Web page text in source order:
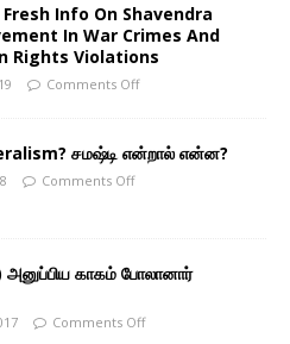
Fresh Info On Shavendra
In War Crimes And
Rights Violations
Comments Off
சமஷ்டி என்றால் என்ன?
Comments Off
காகம் போலானார்
Comments Off